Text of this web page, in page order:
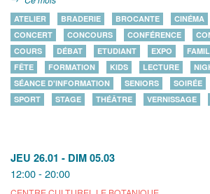
ATELIER BRADERIE BROCANTE CINÉMA
CONCERT
CONCOURS CONFÉRENCE
COURS
DÉBAT ETUDIANT EXPO
FÊTE
FORMATION KIDS LECTURE
SÉANCE D'INFORMATION
SENIORS SOIRÉE
SPORT
STAGE THÉÂTRE VERNISSAGE
JEU 26.01 - DIM 05.03
12:00 - 20:00